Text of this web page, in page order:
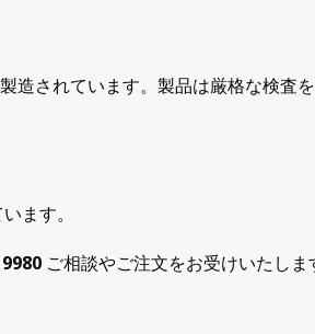
造されています。製品は厳格な検査
ます。
ご相談やご注文をお受けいたしま